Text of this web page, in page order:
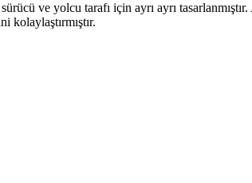
ve yolcu tarafı için ayrı ayrı
kolaylaştırmıştır.
Karşılaştırması: Hangi Ürün